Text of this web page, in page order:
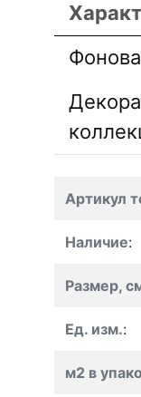
Артикул
Наличие:
Размер,
Ед. изм.:
м2 в